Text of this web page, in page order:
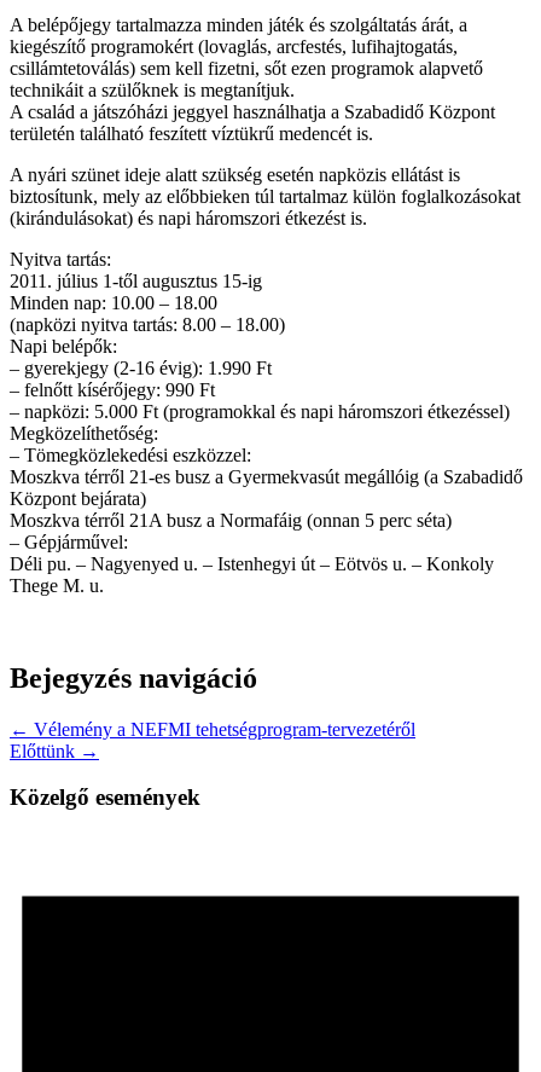
A belépőjegy tartalmazza minden játék és szolgáltatás árát, a
kiegészítő programokért (lovaglás, arcfestés, lufihajtogatás,
csillámtetoválás) sem kell fizetni, sőt ezen programok alapvető
technikáit a szülőknek is megtanítjuk.
A család a játszóházi jeggyel használhatja a Szabadidő Központ
területén található feszített víztükrű medencét is.
A nyári szünet ideje alatt szükség esetén napközis ellátást is
biztosítunk, mely az előbbieken túl tartalmaz külön foglalkozásokat
(kirándulásokat) és napi háromszori étkezést is.
Nyitva tartás:
2011. július 1-től augusztus 15-ig
Minden nap: 10.00 – 18.00
(napközi nyitva tartás: 8.00 – 18.00)
Napi belépők:
– gyerekjegy (2-16 évig): 1.990 Ft
– felnőtt kísérőjegy: 990 Ft
– napközi: 5.000 Ft (programokkal és napi háromszori étkezéssel)
Megközelíthetőség:
– Tömegközlekedési eszközzel:
Moszkva térről 21-es busz a Gyermekvasút megállóig (a Szabadidő
Központ bejárata)
Moszkva térről 21A busz a Normafáig (onnan 5 perc séta)
– Gépjárművel:
Déli pu. – Nagyenyed u. – Istenhegyi út – Eötvös u. – Konkoly
Thege M. u.
Bejegyzés navigáció
← Vélemény a NEFMI tehetségprogram-tervezetéről
Előttünk →
Közelgő események